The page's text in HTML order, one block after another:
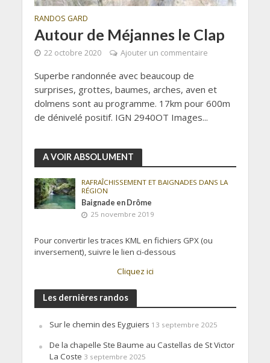
RANDOS GARD
Autour de Méjannes le Clap
22 octobre 2020 Ajouter un commentaire
Superbe randonnée avec beaucoup de
surprises, grottes, baumes, arches, aven et
dolmens sont au programme. 17km pour 600m
de dénivelé positif. IGN 2940OT Images...
A VOIR ABSOLUMENT
RAFRAÎCHISSEMENT ET BAIGNADES DANS LA
RÉGION
Baignade en Drôme
25 novembre 2019
Pour convertir les traces KML en fichiers GPX (ou
inversement), suivre le lien ci-dessous
Cliquez ici
Les dernières randos
Sur le chemin des Eyguiers 13 septembre 2025
De la chapelle Ste Baume au Castellas de St Victor
La Coste 3 septembre 2025